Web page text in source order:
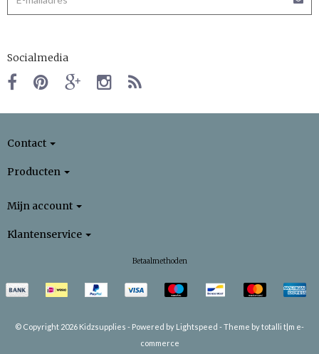
Socialmedia
Contact
Producten
Mijn account
Klantenservice
Betaalmethoden
© Copyright 2026 Kidzsupplies - Powered by Lightspeed -Theme by totalli t|m e-
commerce